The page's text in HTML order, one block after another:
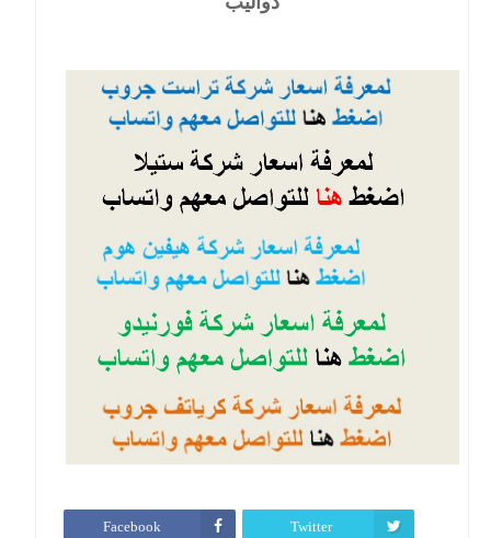
Twitter
Facebook